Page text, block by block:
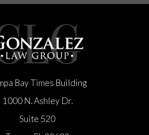
Bay Times Building
1000 N. Ashley Dr.
Suite 520